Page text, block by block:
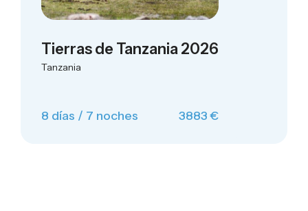
Tierras de Tanzania 2026
Tanzania
8 días / 7 noches 3883 €